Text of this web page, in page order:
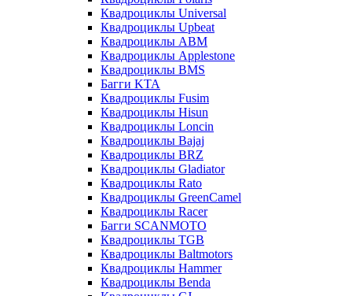
Квадроциклы Universal
Квадроциклы Upbeat
Квадроциклы ABM
Квадроциклы Applestone
Квадроциклы BMS
Багги KTA
Квадроциклы Fusim
Квадроциклы Hisun
Квадроциклы Loncin
Квадроциклы Bajaj
Квадроциклы BRZ
Квадроциклы Gladiator
Квадроциклы Rato
Квадроциклы GreenCamel
Квадроциклы Racer
Багги SCANMOTO
Квадроциклы TGB
Квадроциклы Baltmotors
Квадроциклы Hammer
Квадроциклы Benda